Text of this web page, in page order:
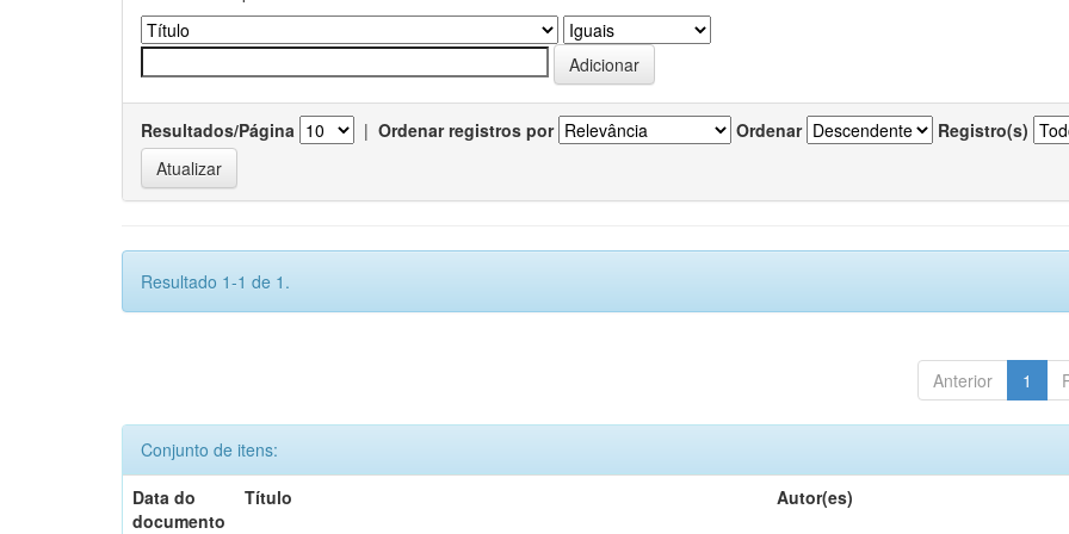
Resultados/Página | Ordenar registros por Ordenar Registro(s)
Resultado 1-1 de 1.
Anterior 1
Conjunto de itens:
Data do
documento
Título Autor(es)